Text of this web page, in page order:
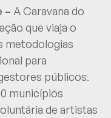
– A Caravana do
que viaja o
metodologias
para
públicos.
municípios
de artistas